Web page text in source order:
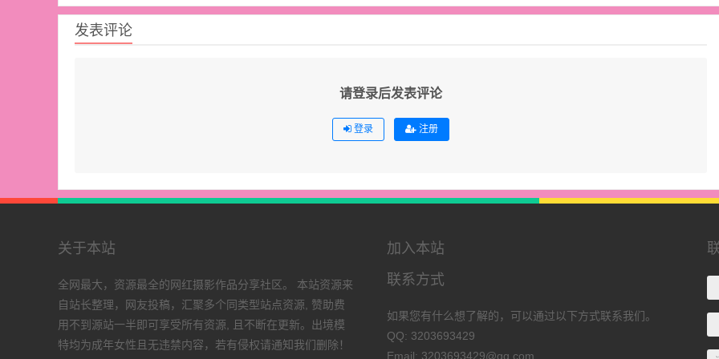
发表评论
请登录后发表评论
登录 注册
关于本站
全网最大，资源最全的网红摄影作品分享社区。 本站资源来
自站长整理，网友投稿，汇聚多个同类型站点资源, 赞助费
用不到源站一半即可享受所有资源, 且不断在更新。出境模
特均为成年女性且无违禁内容，若有侵权请通知我们删除！
加入本站
联系方式
如果您有什么想了解的，可以通过以下方式联系我们。
QQ: 3203693429
Email: 3203693429@qq.com